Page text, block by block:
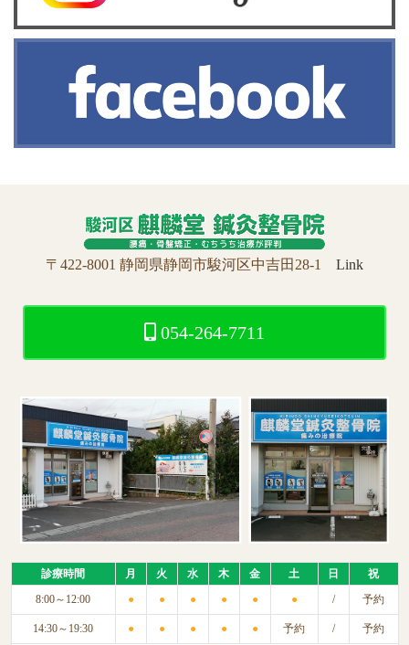
〒422-8001 静岡県静岡市駿河区中吉田28-1 Link
054-264-7711
診療時間 月 火 水 木 金 土 日
祝
8:00～12:00
● ● ● ● ● ● / 予約
14:30～19:30 ● ● ● ● ● 予約 / 予約